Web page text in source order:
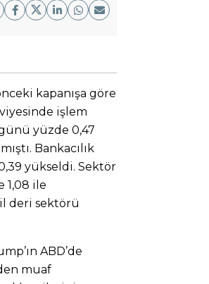
kapanışa göre
işlem
yüzde 0,47
Bankacılık
yükseldi. Sektör
1,08 ile
deri sektörü
ABD’de
muaf